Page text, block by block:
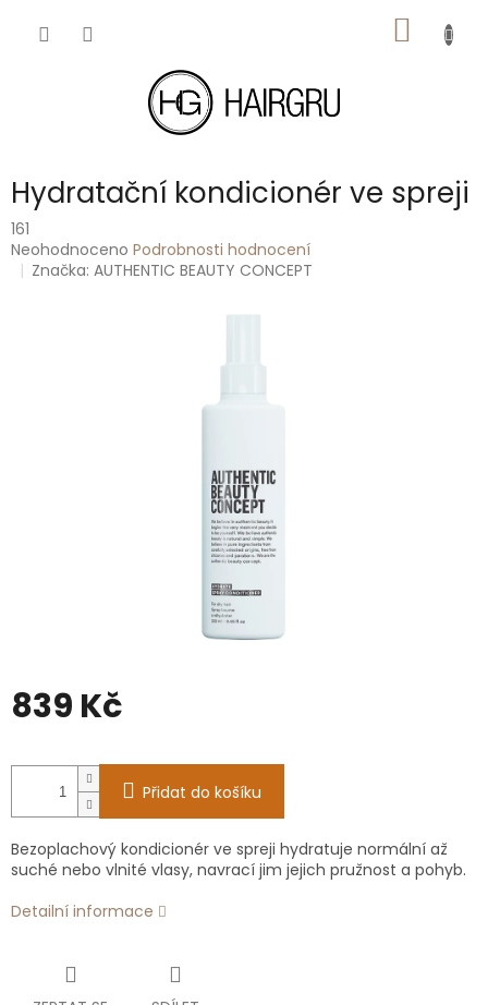
KOŠÍK
Hydratační kondicionér ve spreji
161
Průměrné
hodnocení
Neohodnoceno Podrobnosti hodnocení
Značka:AUTHENTIC BEAUTY CONCEPT
839 Kč
cena:
Přidat do košíku
Bezoplachový kondicionér ve spreji hydratuje normální až
suché nebo vlnité vlasy, navrací jim jejich pružnost a pohyb.
Detailní informace